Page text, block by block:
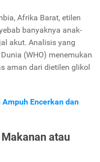
Afrika Barat, etilen
banyaknya anak-
akut. Analisis yang
(WHO) menemukan
aman dari dietilen glikol
Encerkan dan
atau